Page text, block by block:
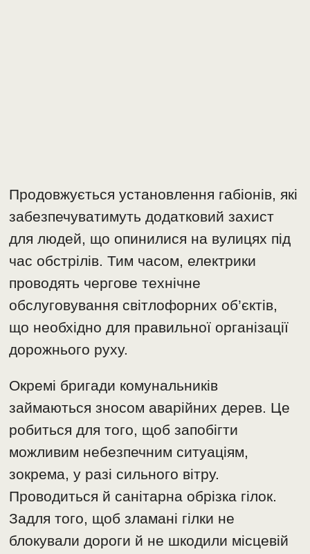
Продовжується установлення габіонів, які
забезпечуватимуть додатковий захист
для людей, що опинилися на вулицях під
час обстрілів. Тим часом, електрики
проводять чергове технічне
обслуговування світлофорних об’єктів,
що необхідно для правильної організації
дорожнього руху.
Окремі бригади комунальників
займаються зносом аварійних дерев. Це
робиться для того, щоб запобігти
можливим небезпечним ситуаціям,
зокрема, у разі сильного вітру.
Проводиться й санітарна обрізка гілок.
Задля того, щоб зламані гілки не
блокували дороги й не шкодили місцевій